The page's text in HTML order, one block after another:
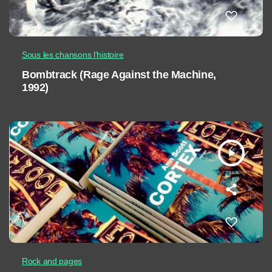
Sous les chansons l'histoire
Bombtrack (Rage Against the Machine,
1992)
play_arrow
Rock and pages